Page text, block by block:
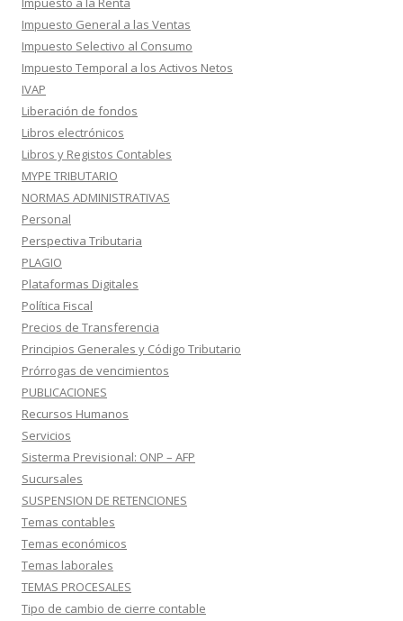
Impuesto General a las Ventas
Impuesto Selectivo al Consumo
Impuesto Temporal a los Activos Netos
IVAP
Liberación de fondos
Libros electrónicos
Libros y Registos Contables
MYPE TRIBUTARIO
NORMAS ADMINISTRATIVAS
Personal
Perspectiva Tributaria
PLAGIO
Plataformas Digitales
Política Fiscal
Precios de Transferencia
Principios Generales y Código Tributario
Prórrogas de vencimientos
PUBLICACIONES
Recursos Humanos
Servicios
Sisterma Previsional: ONP – AFP
Sucursales
SUSPENSION DE RETENCIONES
Temas contables
Temas económicos
Temas laborales
TEMAS PROCESALES
Tipo de cambio de cierre contable